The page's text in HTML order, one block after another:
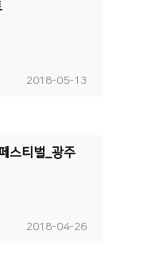
2018-05-13
스티벌_광주
2018-04-26